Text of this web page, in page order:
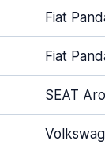
Fiat
Fiat
SEAT